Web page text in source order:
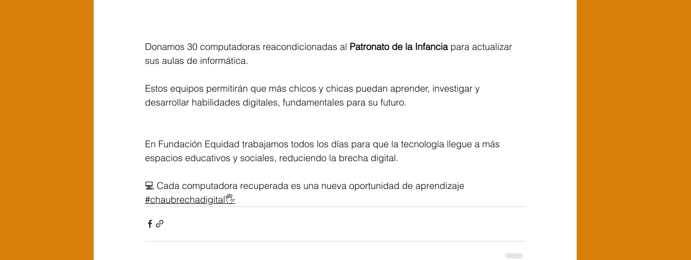
Donamos 30 computadoras reacondicionadas al Patronato de la Infancia para actualizar
sus aulas de informática.
Estos equipos permitirán que más chicos y chicas puedan aprender, investigar y
desarrollar habilidades digitales, fundamentales para su futuro.
En Fundación Equidad trabajamos todos los días para que la tecnología llegue a más
espacios educativos y sociales, reduciendo la brecha digital.
💻 Cada computadora recuperada es una nueva oportunidad de aprendizaje
#chaubrechadigital🖐️